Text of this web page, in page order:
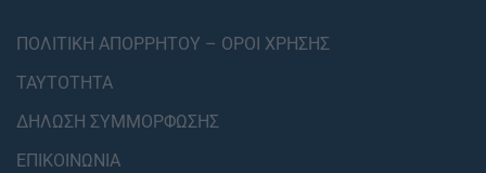
ΠΟΛΙΤΙΚΗ ΑΠΟΡΡΗΤΟΥ – ΟΡΟΙ ΧΡΗΣΗΣ
ΤΑΥΤΟΤΗΤΑ
ΔΗΛΩΣΗ ΣΥΜΜΟΡΦΩΣΗΣ
ΕΠΙΚΟΙΝΩΝΙΑ